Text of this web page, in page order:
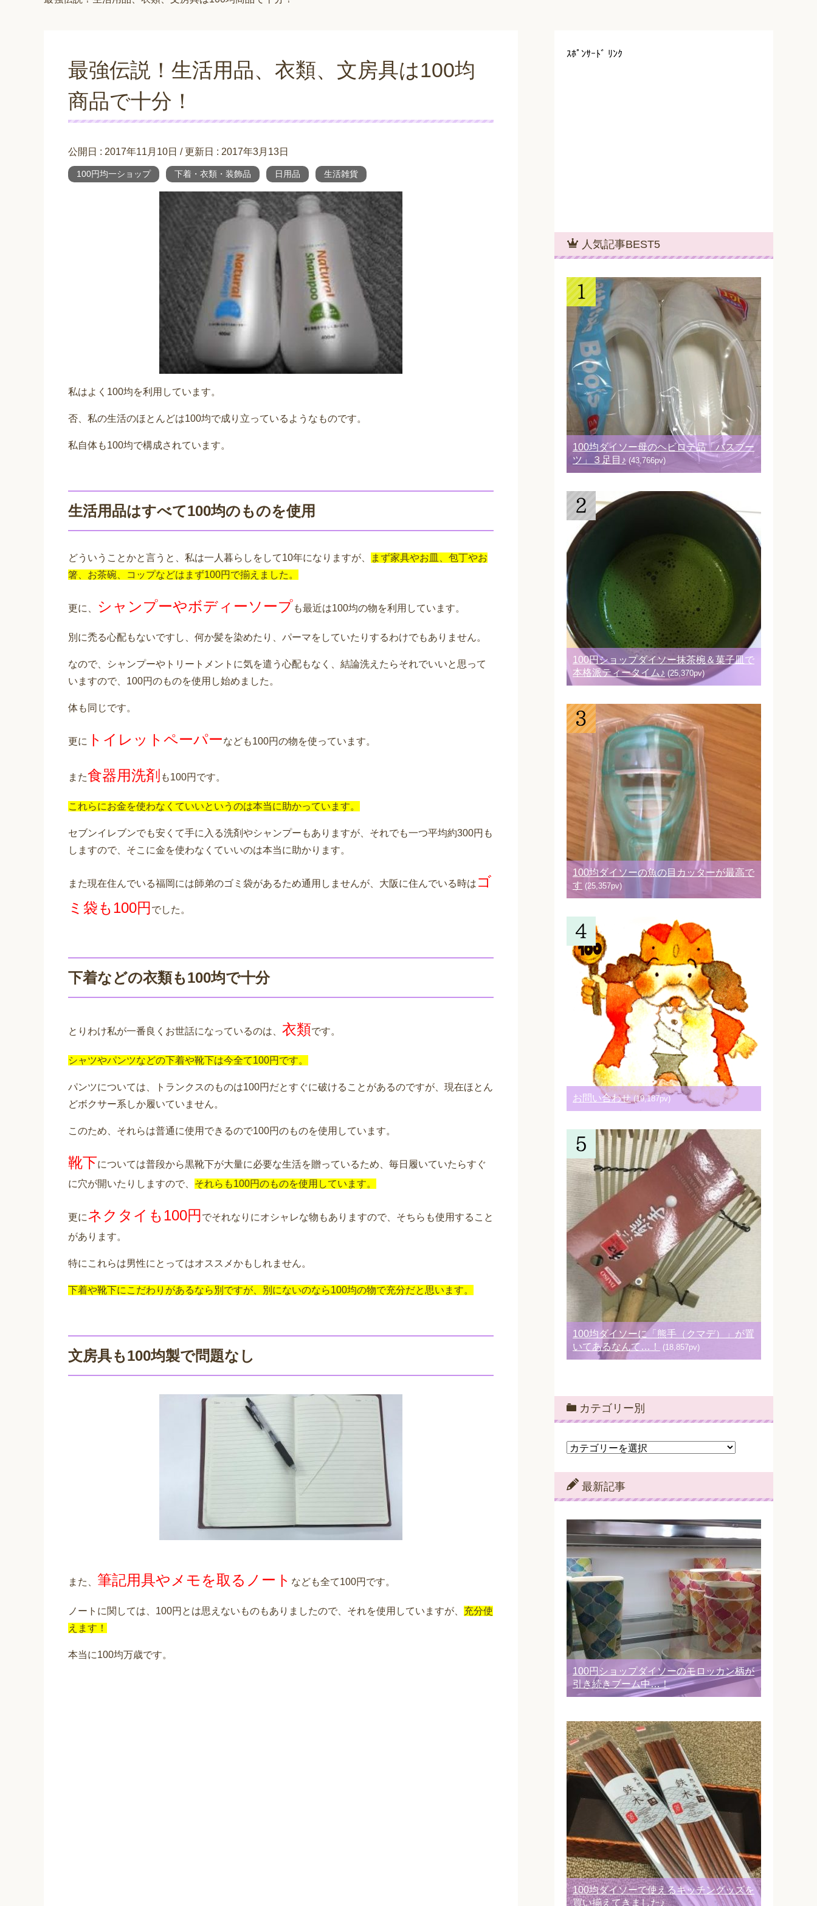
最強伝説！生活用品、衣類、文房具は100均
商品で十分！
公開日 : 2017年11月10日 / 更新日 : 2017年3月13日
100円均一ショップ 下着・衣類・装飾品 日用品 生活雑貨
私はよく100均を利用しています。
否、私の生活のほとんどは100均で成り立っているようなものです。
私自体も100均で構成されています。
生活用品はすべて100均のものを使用
どういうことかと言うと、私は一人暮らしをして10年になりますが、
まず家具やお皿、包丁やお
箸、お茶碗、コップなどはまず100円で揃えました。
更に、 シャンプーやボディーソープも最近は100均の物を利用しています。
別に禿る心配もないですし、何か髪を染めたり、パーマをしていたりするわけでもありません。
なので、シャンプーやトリートメントに気を遣う心配もなく、結論洗えたらそれでいいと思って
いますので、100円のものを使用し始めました。
体も同じです。
更に トイレットペーパーなども100円の物を使っています。
また食器用洗剤 も100円です。
これらにお金を使わなくていいというのは本当に助かっています。
セブンイレブンでも安くて手に入る洗剤やシャンプーもありますが、それでも一つ平均約300円も
しますので、そこに金を使わなくていいのは本当に助かります。
また現在住んでいる福岡には師弟のゴミ袋があるため通用しませんが、大阪に住んでいる時は ゴ
ミ袋も100円 でした。
下着などの衣類も100均で十分
とりわけ私が一番良くお世話になっているのは、 衣類です。
シャツやパンツなどの下着や靴下は今全て100円です。
パンツについては、トランクスのものは100円だとすぐに破けることがあるのですが、現在ほとん
どボクサー系しか履いていません。
このため、それらは普通に使用できるので100円のものを使用しています。
靴下については普段から黒靴下が大量に必要な生活を贈っているため、毎日履いていたらすぐ
に穴が開いたりしますので、 それらも100円のものを使用しています。
更にネクタイも100円 でそれなりにオシャレな物もありますので、そちらも使用すること
があります。
特にこれらは男性にとってはオススメかもしれません。
下着や靴下にこだわりがあるなら別ですが、別にないのなら100均の物で充分だと思います。
文房具も100均製で問題なし
また、 筆記用具やメモを取るノート なども全て100円です。
ノートに関しては、100円とは思えないものもありましたので、それを使用していますが、 充分使
えます！
本当に100均万歳です。
ｽﾎﾟﾝｻｰﾄﾞ ﾘﾝｸ
人気記事BEST5
100均ダイソー母のヘビロテ品「バスブー
ツ」３足目♪ (43,766pv)
100円ショップダイソー抹茶椀＆菓子皿で
本格派ティータイム♪ (25,370pv)
100均ダイソーの魚の目カッターが最高で
す (25,357pv)
お問い合わせ(19,187pv)
100均ダイソーに「熊手（クマデ）」が置
いてあるなんて…！
(18,857pv)
カテゴリー別
カ
ゴ
リ
ー
最新記事
100円ショップダイソーのモロッカン柄が
引き続きブーム中…！
100均ダイソーで使えるキッチングッズを
買い揃えてきました♪